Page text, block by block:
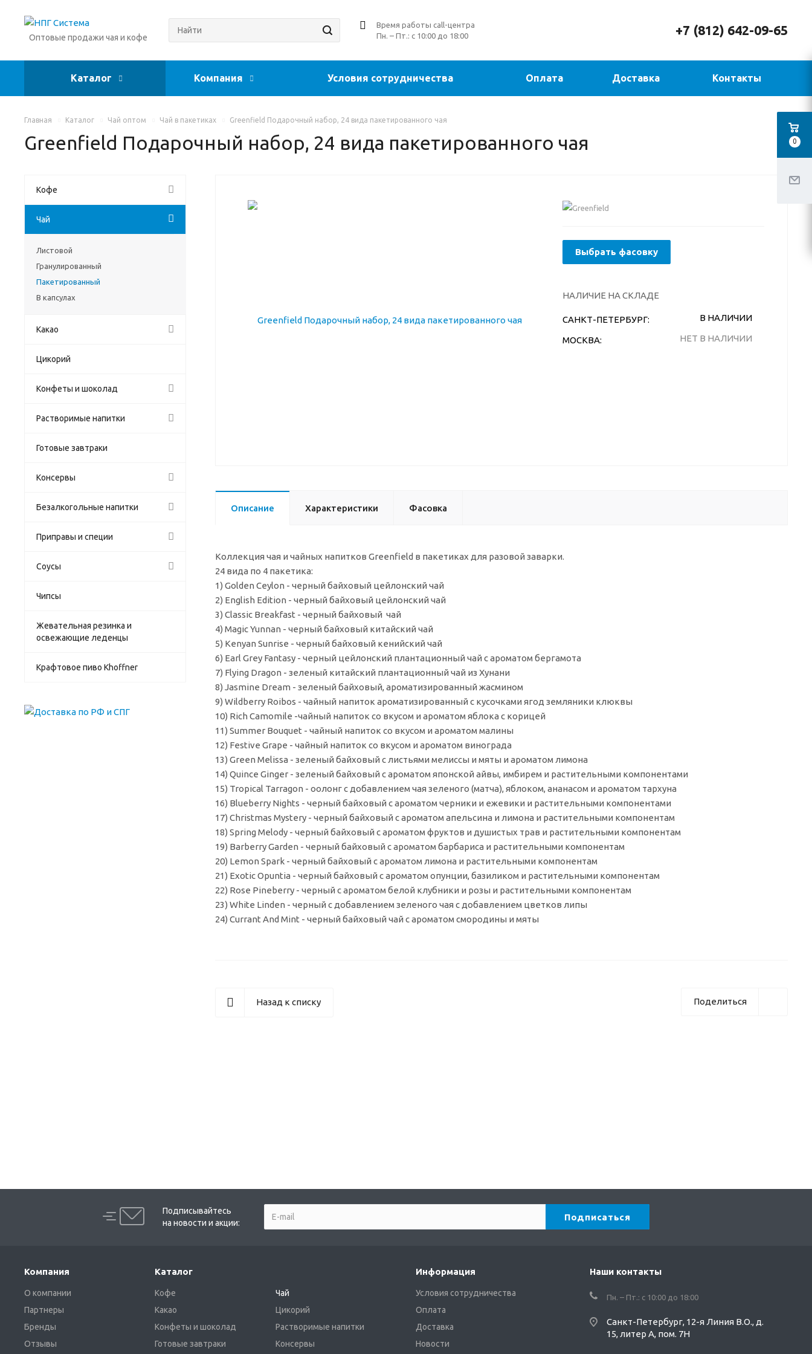
Оптовые продажи чая и кофе
+7 (812) 642-09-65
Время работы call-центра
Пн. – Пт.: с 10:00 до 18:00
Каталог Компания Условия сотрудничества Оплата Доставка Контакты
Главная Каталог Чай оптом Чай в пакетиках Greenfield Подарочный набор, 24 вида пакетированного чая
Greenfield Подарочный набор, 24 вида пакетированного чая
Выбрать фасовку
НАЛИЧИЕ НА СКЛАДЕ
САНКТ-ПЕТЕРБУРГ: В НАЛИЧИИ
МОСКВА: НЕТ В НАЛИЧИИ
Описание Характеристики Фасовка
Коллекция чая и чайных напитков Greenfield в пакетиках для разовой заварки.
24 вида по 4 пакетика:
1) Golden Ceylon - черный байховый цейлонский чай
2) English Edition - черный байховый цейлонский чай
3) Classic Breakfast - черный байховый чай
4) Magic Yunnan - черный байховый китайский чай
5) Kenyan Sunrise - черный байховый кенийский чай
6) Earl Grey Fantasy - черный цейлонский плантационный чай с ароматом бергамота
7) Flying Dragon - зеленый китайский плантационный чай из Хунани
8) Jasmine Dream - зеленый байховый, ароматизированный жасмином
9) Wildberry Roibos - чайный напиток ароматизированный с кусочками ягод земляники клюквы
10) Rich Camomile -чайный напиток со вкусом и ароматом яблока с корицей
11) Summer Bouquet - чайный напиток со вкусом и ароматом малины
12) Festive Grape - чайный напиток со вкусом и ароматом винограда
13) Green Melissa - зеленый байховый с листьями мелиссы и мяты и ароматом лимона
14) Quince Ginger - зеленый байховый с ароматом японской айвы, имбирем и растительными компонентами
15) Tropical Tarragon - оолонг с добавлением чая зеленого (матча), яблоком, ананасом и ароматом тархуна
16) Blueberry Nights - черный байховый с ароматом черники и ежевики и растительными компонентами
17) Christmas Mystery - черный байховый с ароматом апельсина и лимона и растительными компонентам
18) Spring Melody - черный байховый с ароматом фруктов и душистых трав и растительными компонентам
19) Barberry Garden - черный байховый с ароматом барбариса и растительными компонентам
20) Lemon Spark - черный байховый с ароматом лимона и растительными компонентам
21) Exotic Opuntia - черный байховый с ароматом опунции, базиликом и растительными компонентам
22) Rose Pineberry - черный с ароматом белой клубники и розы и растительными компонентам
23) White Linden - черный с добавлением зеленого чая с добавлением цветков липы
24) Currant And Mint - черный байховый чай с ароматом смородины и мяты
Поделиться
Назад к списку
Кофе
Чай
Листовой
Гранулированный
Пакетированный
В капсулах
Какао
Цикорий
Конфеты и шоколад
Растворимые напитки
Готовые завтраки
Консервы
Безалкогольные напитки
Приправы и специи
Соусы
Чипсы
Жевательная резинка и
освежающие леденцы
Крафтовое пиво Khoffner
Подписывайтесь
на новости и акции:
Компания
О компании
Партнеры
Бренды
Отзывы
Каталог
Кофе
Чай
Какао
Цикорий
Конфеты и шоколад
Растворимые напитки
Готовые завтраки
Консервы
Информация
Условия сотрудничества
Оплата
Доставка
Новости
Наши контакты
Пн. – Пт.: с 10:00 до 18:00
Санкт-Петербург, 12-я Линия В.О., д.
15, литер А, пом. 7Н
0